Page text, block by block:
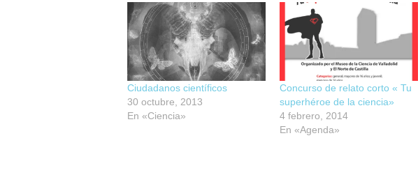
Ciudadanos científicos
30 octubre, 2013
En «Ciencia»
Concurso de relato corto « Tu
superhéroe de la ciencia»
4 febrero, 2014
En «Agenda»